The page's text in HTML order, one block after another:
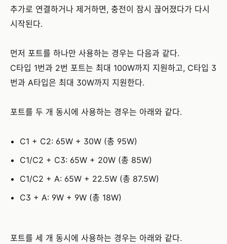
추가로 연결하거나 제거하면, 충전이 잠시 끊어졌다가 다시
시작된다.
먼저 포트를 하나만 사용하는 경우는 다음과 같다.
C타입 1번과 2번 포트는 최대 100W까지 지원하고, C타입 3
번과 A타입은 최대 30W까지 지원한다.
포트를 두 개 동시에 사용하는 경우는 아래와 같다.
C1 + C2: 65W + 30W (총 95W)
C1/C2 + C3: 65W + 20W (총 85W)
C1/C2 + A: 65W + 22.5W (총 87.5W)
C3 + A: 9W + 9W (총 18W)
포트를 세 개 동시에 사용하는 경우는 아래와 같다.